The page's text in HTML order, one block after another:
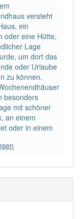
: 1
aber mit
Artikel
versteht
ein
oder eine Hütte,
Lage
um dort das
oder Urlaube
zu können.
besonders
mit schöner
an einem
oder in einem